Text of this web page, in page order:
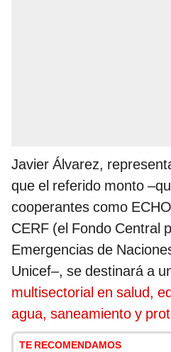
Javier Álvarez,
que el referido monto
cooperantes como
CERF (el Fondo Central
Emergencias de
Unicef–, se destinará a
multisectorial en salud,
agua, saneamiento y
TE RECOMENDAMOS